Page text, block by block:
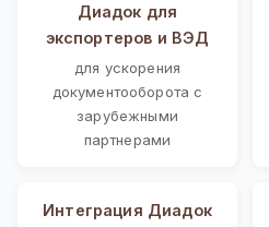
Диадок для
экспортеров и ВЭД
для ускорения
документооборота с
зарубежными
партнерами
Интеграция Диадок